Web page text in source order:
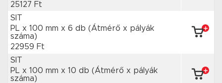
25127 Ft
SIT
PL x 100 mm x 6 db (Átmérő x pályák
száma)
22959 Ft
SIT
PL x 100 mm x 10 db (Átmérő x pályák
száma)